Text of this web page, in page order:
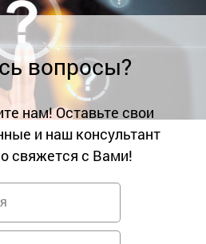
вопросы?
нам! Оставьте свои
и наш консультант
свяжется с Вами!